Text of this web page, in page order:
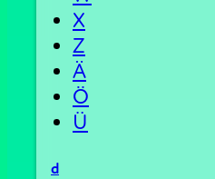
X
Z
Ä
Ö
Ü
d